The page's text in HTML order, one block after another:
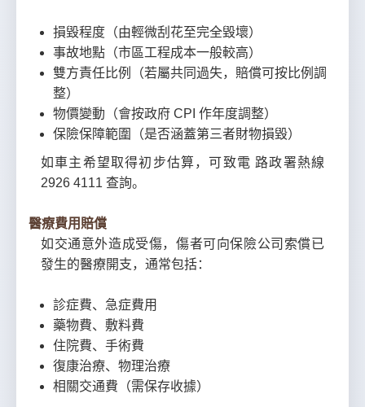
損毀程度（由輕微刮花至完全毀壞）
事故地點（市區工程成本一般較高）
雙方責任比例（若屬共同過失，賠償可按比例調
整）
物價變動（會按政府 CPI 作年度調整）
保險保障範圍（是否涵蓋第三者財物損毀）
如車主希望取得初步估算，可致電 路政署熱線
2926 4111 查詢。
醫療費用賠償
如交通意外造成受傷，傷者可向保險公司索償已
發生的醫療開支，通常包括：
診症費、急症費用
藥物費、敷料費
住院費、手術費
復康治療、物理治療
相關交通費（需保存收據）